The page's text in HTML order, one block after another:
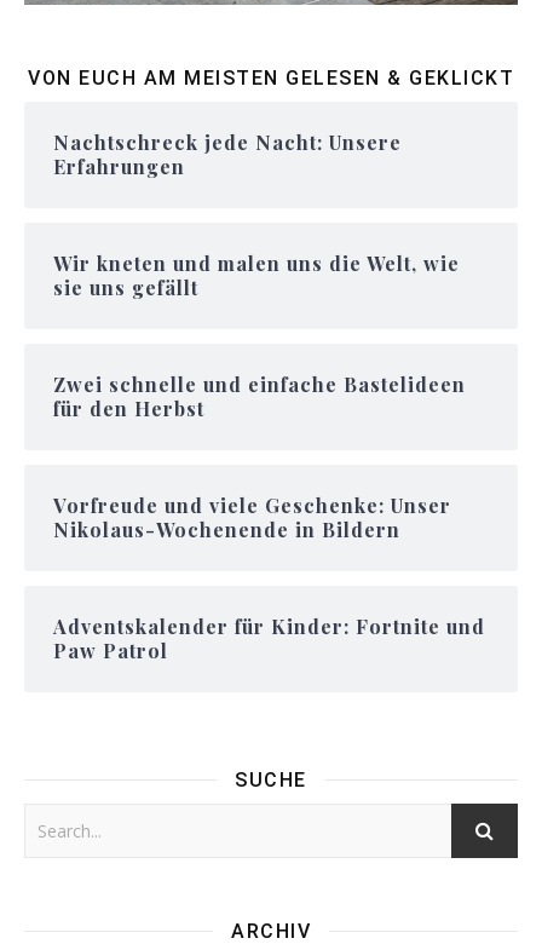
VON EUCH AM MEISTEN GELESEN & GEKLICKT
Nachtschreck jede Nacht: Unsere
Erfahrungen
Wir kneten und malen uns die Welt, wie
sie uns gefällt
Zwei schnelle und einfache Bastelideen
für den Herbst
Vorfreude und viele Geschenke: Unser
Nikolaus-Wochenende in Bildern
Adventskalender für Kinder: Fortnite und
Paw Patrol
SUCHE
ARCHIV